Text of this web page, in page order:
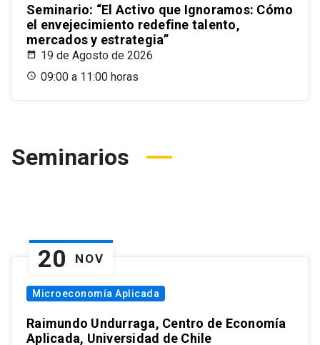
Seminario: “El Activo que Ignoramos: Cómo
el envejecimiento redefine talento,
mercados y estrategia”
19 de Agosto de 2026
09:00 a 11:00 horas
Seminarios
20 NOV
Microeconomía Aplicada
Raimundo Undurraga, Centro de Economía
Aplicada, Universidad de Chile